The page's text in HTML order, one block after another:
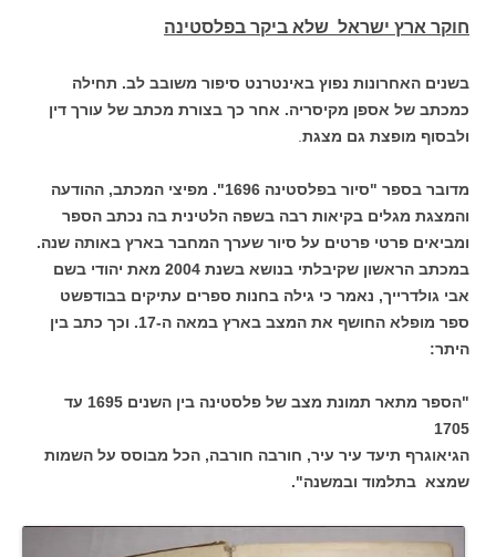
חוקר ארץ ישראל שלא ביקר בפלסטינה
בשנים האחרונות נפוץ באינטרנט סיפור משובב לב. תחילה
כמכתב של אספן מקיסריה. אחר כך בצורת מכתב של עורך דין
ולבסוף מופצת גם מצגת.
מדובר בספר "סיור בפלסטינה 1696". מפיצי המכתב, ההודעה
והמצגת מגלים בקיאות רבה בשפה הלטינית בה נכתב הספר
ומביאים פרטי פרטים על סיור שערך המחבר בארץ באותה שנה.
במכתב הראשון שקיבלתי בנושא בשנת 2004 מאת יהודי בשם
אבי גולדרייך, נאמר כי גילה בחנות ספרים עתיקים בבודפשט
ספר מופלא החושף את המצב בארץ במאה ה-17. וכך כתב בין
היתר:
"הספר מתאר תמונת מצב של פלסטינה בין השנים 1695 עד
1705
הגיאוגרף תיעד עיר עיר, חורבה חורבה, הכל מבוסס על השמות
שמצא בתלמוד ובמשנה".